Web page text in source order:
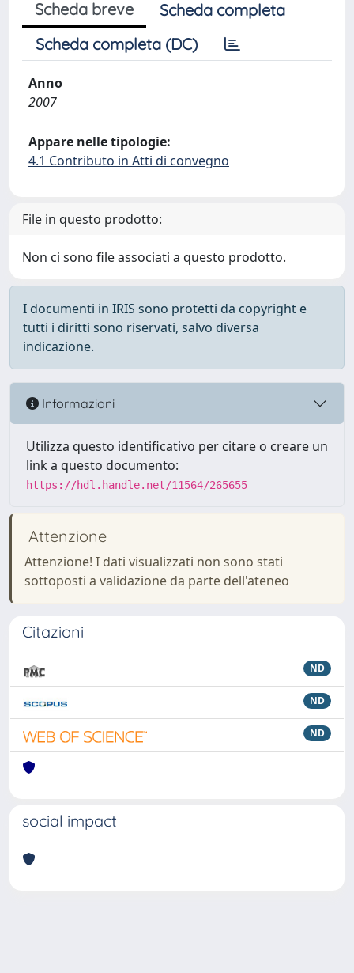
Scheda breve
Scheda completa
Scheda completa (DC)
Anno
2007
Appare nelle tipologie:
4.1 Contributo in Atti di convegno
File in questo prodotto:
Non ci sono file associati a questo prodotto.
I documenti in IRIS sono protetti da copyright e
tutti i diritti sono riservati, salvo diversa
indicazione.
Informazioni
Utilizza questo identificativo per citare o creare un
link a questo documento:
https://hdl.handle.net/11564/265655
Attenzione
Attenzione! I dati visualizzati non sono stati
sottoposti a validazione da parte dell'ateneo
Citazioni
ND
ND
ND
social impact